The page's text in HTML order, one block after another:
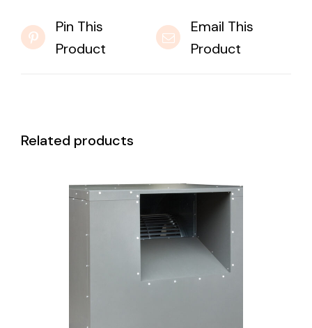
Pin This
Product
Email This
Product
Related products
DETAILS